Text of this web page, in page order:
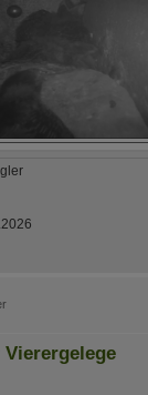
Vierergelege